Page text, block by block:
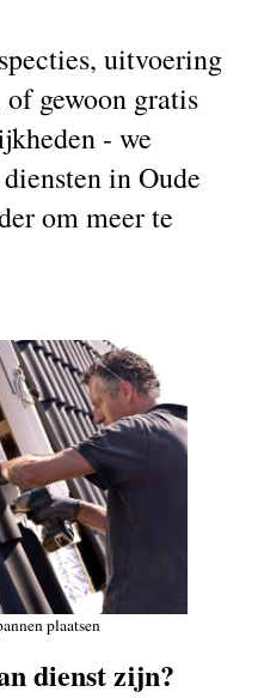
uitvoering
gewoon gratis
- we
in Oude
om meer te
plaatsen
dienst zijn?